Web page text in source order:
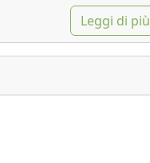
Leggi di più